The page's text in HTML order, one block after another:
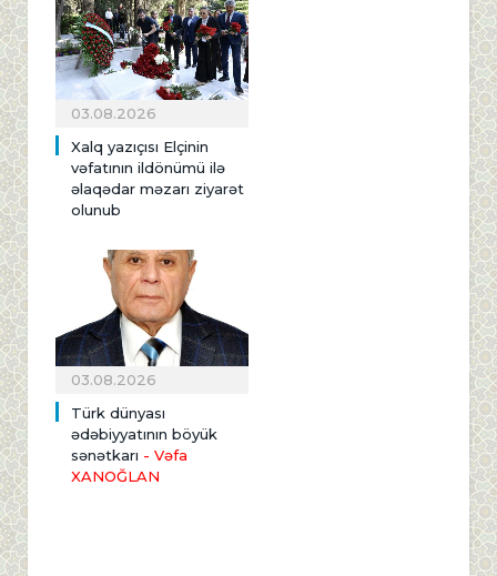
03.08.2026
Xalq yazıçısı Elçinin
vəfatının ildönümü ilə
əlaqədar məzarı ziyarət
olunub
03.08.2026
Türk dünyası
ədəbiyyatının böyük
sənətkarı - Vəfa
XANOĞLAN